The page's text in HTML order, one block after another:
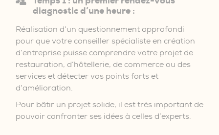
diagnostic d’une heure :
Réalisation d’un questionnement approfondi
pour que votre conseiller spécialiste en création
d’entreprise puisse comprendre votre projet de
restauration, d’hôtellerie, de commerce ou des
services et détecter vos points forts et
d’amélioration.
Pour bâtir un projet solide, il est très important de
pouvoir confronter ses idées à celles d’experts.